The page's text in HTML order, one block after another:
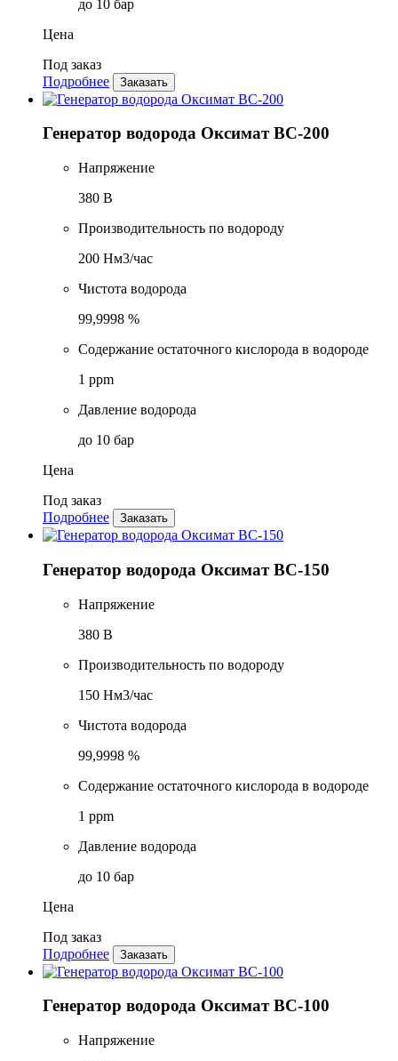
до 10 бар
Цена
Под заказ
Подробнее
Заказать
Генератор водорода Оксимат ВС-200
Напряжение
380 В
Производительность по водороду
200 Нм3/час
Чистота водорода
99,9998 %
Содержание остаточного кислорода в водороде
1 ppm
Давление водорода
до 10 бар
Цена
Под заказ
Подробнее
Заказать
Генератор водорода Оксимат ВС-150
Напряжение
380 В
Производительность по водороду
150 Нм3/час
Чистота водорода
99,9998 %
Содержание остаточного кислорода в водороде
1 ppm
Давление водорода
до 10 бар
Цена
Под заказ
Подробнее
Заказать
Генератор водорода Оксимат ВС-100
Напряжение